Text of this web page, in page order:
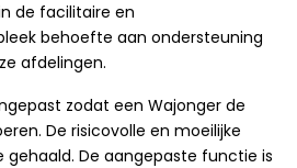
de facilitaire en
behoefte aan ondersteuning
afdelingen.
zodat een Wajonger de
De risicovolle en moeilijke
De aangepaste functie is